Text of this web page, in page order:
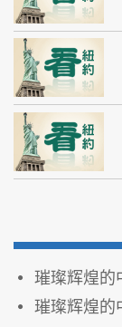
璀璨辉煌的中华瑰宝
璀璨辉煌的中华